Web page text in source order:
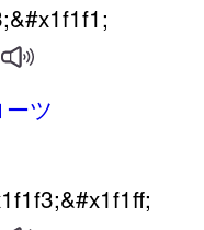
ーツ